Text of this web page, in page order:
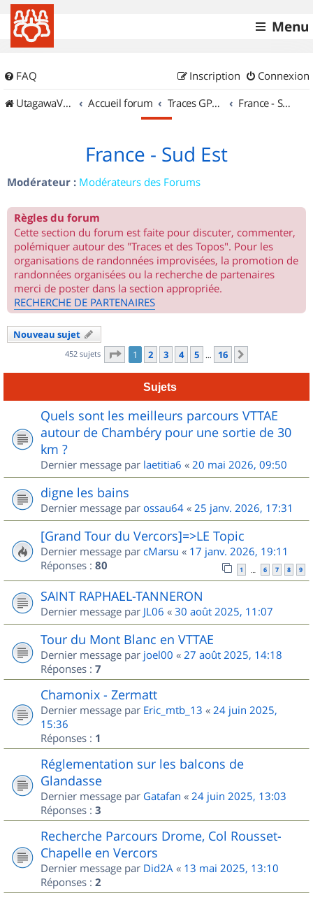
Menu
FAQ Connexion
Inscription
UtagawaVTT (Randos VTT et VTTAE avec traces GPS)
Accueil forum Traces GPS de randos VTT France - Sud Est
France - Sud Est
Modérateur : Modérateurs des Forums
Règles du forum
Cette section du forum est faite pour discuter, commenter,
polémiquer autour des "Traces et des Topos". Pour les
organisations de randonnées improvisées, la promotion de
randonnées organisées ou la recherche de partenaires
merci de poster dans la section appropriée.
RECHERCHE DE PARTENAIRES
Nouveau sujet
452 sujets Page 1sur
1 2 3 4 5 … 16
Sujets
Quels sont les meilleurs parcours VTTAE
autour de Chambéry pour une sortie de 30
km ?
Dernier message par laetitia6 « 20 mai 2026, 09:50
digne les bains
Dernier message par ossau64 « 25 janv. 2026, 17:31
[Grand Tour du Vercors]=>LE Topic
Dernier message par cMarsu « 17 janv. 2026, 19:11
Réponses : 80 1 … 6 7 8 9
SAINT RAPHAEL-TANNERON
Dernier message par JL06 « 30 août 2025, 11:07
Tour du Mont Blanc en VTTAE
Dernier message par joel00 « 27 août 2025, 14:18
Réponses : 7
Chamonix - Zermatt
Dernier message par Eric_mtb_13 « 24 juin 2025,
15:36
Réponses : 1
Réglementation sur les balcons de
Glandasse
Dernier message par Gatafan « 24 juin 2025, 13:03
Réponses : 3
Recherche Parcours Drome, Col Rousset-
Chapelle en Vercors
Dernier message par Did2A « 13 mai 2025, 13:10
Réponses : 2